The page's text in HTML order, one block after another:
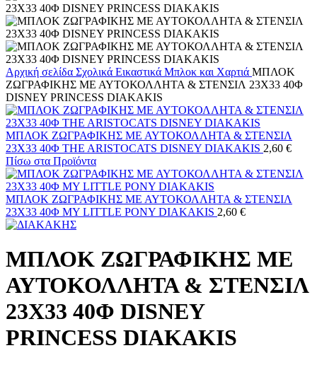
Αρχική σελίδα Σχολικά Εικαστικά Μπλοκ και Χαρτιά ΜΠΛΟΚ
ΖΩΓΡΑΦΙΚΗΣ ΜΕ ΑΥΤΟΚΟΛΛΗΤΑ & ΣΤΕΝΣΙΛ 23X33 40Φ
DISNEY PRINCESS DIAKAKIS
ΜΠΛΟΚ ΖΩΓΡΑΦΙΚΗΣ ΜΕ ΑΥΤΟΚΟΛΛΗΤΑ & ΣΤΕΝΣΙΛ
23X33 40Φ THE ARISTOCATS DISNEY DIAKAKIS 2,60 €
Πίσω στα Προϊόντα
ΜΠΛΟΚ ΖΩΓΡΑΦΙΚΗΣ ΜΕ ΑΥΤΟΚΟΛΛΗΤΑ & ΣΤΕΝΣΙΛ
23X33 40Φ MY LITTLE PONY DIAKAKIS 2,60 €
ΜΠΛΟΚ ΖΩΓΡΑΦΙΚΗΣ ΜΕ
ΑΥΤΟΚΟΛΛΗΤΑ & ΣΤΕΝΣΙΛ
23X33 40Φ DISNEY
PRINCESS DIAKAKIS